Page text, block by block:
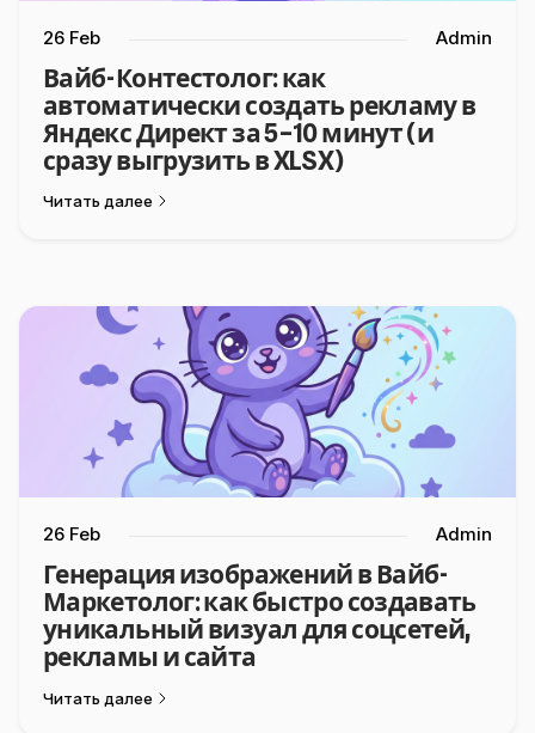
26 Feb Admin
Вайб-Контестолог: как
автоматически создать рекламу в
Яндекс Директ за 5–10 минут (и
сразу выгрузить в XLSX)
Читать далее
26 Feb Admin
Генерация изображений в Вайб-
Маркетолог: как быстро создавать
уникальный визуал для соцсетей,
рекламы и сайта
Читать далее